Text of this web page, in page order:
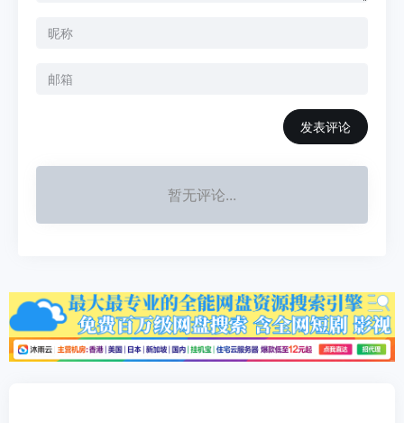
发表评论
暂无评论...